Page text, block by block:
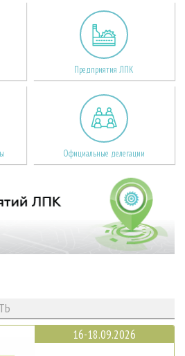
Предприятия ЛПК
Официальные делегации
16-18.09.2026